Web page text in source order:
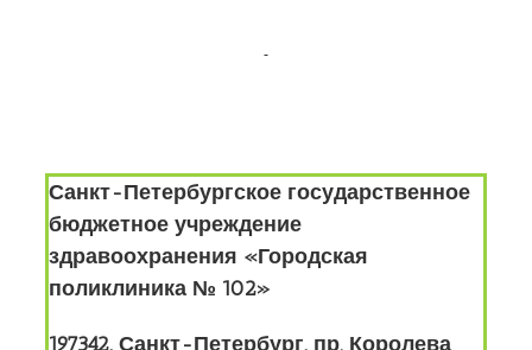
Санкт-Петербургское государственное
бюджетное учреждение
здравоохранения «Городская
поликлиника № 102»
197342, Санкт-Петербург, пр. Королева